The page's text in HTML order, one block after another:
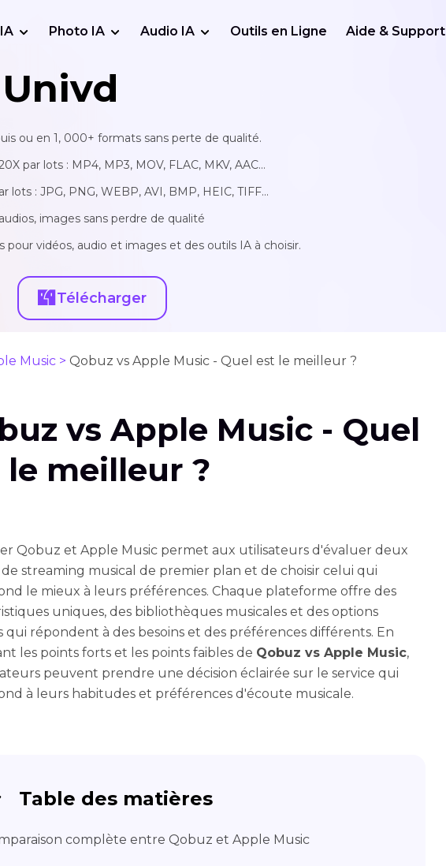
Photo IA Audio IA Outils en Ligne Aide & Support
ou en 1, 000+ formats sans perte de qualité.
par lots : MP4, MP3, MOV, FLAC, MKV, AAC...
lots : JPG, PNG, WEBP, AVI, BMP, HEIC, TIFF...
images sans perdre de qualité
pour vidéos, audio et images et des outils IA à choisir.
Télécharger
Music > Qobuz vs Apple Music - Quel est le meilleur ?
vs Apple Music - Quel
le meilleur ?
Qobuz et Apple Music permet aux utilisateurs d'évaluer deux
de streaming musical de premier plan et de choisir celui qui
le mieux à leurs préférences. Chaque plateforme offre des
uniques, des bibliothèques musicales et des options
qui répondent à des besoins et des préférences différents. En
les points forts et les points faibles de Qobuz vs Apple Music,
peuvent prendre une décision éclairée sur le service qui
à leurs habitudes et préférences d'écoute musicale.
Table des matières
complète entre Qobuz et Apple Music